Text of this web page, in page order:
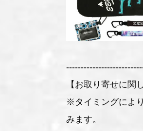
【お取り寄せに関
※タイミングによ
みます。